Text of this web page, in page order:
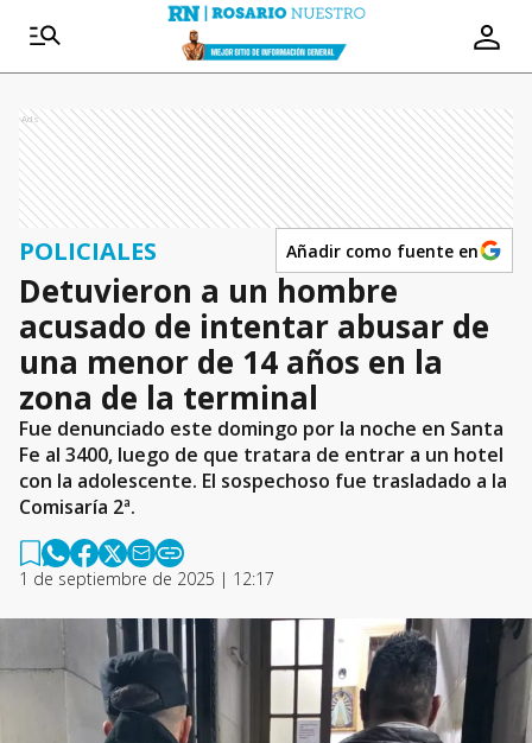
Ads
POLICIALES Añadir como fuente en
Detuvieron a un hombre
acusado de intentar abusar de
una menor de 14 años en la
zona de la terminal
Fue denunciado este domingo por la noche en Santa
Fe al 3400, luego de que tratara de entrar a un hotel
con la adolescente. El sospechoso fue trasladado a la
Comisaría 2ª.
1 de septiembre de 2025 | 12:17